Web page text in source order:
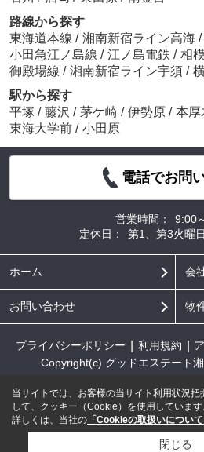
路線から探す
東海道本線 / 湘南新宿ライン高海 /
小田急江ノ島線 / 江ノ島電鉄 / 相
御殿場線 / 湘南新宿ライン宇須 /
駅から探す
平塚 / 藤沢 / 茅ケ崎 / 伊勢原 / 本厚
東海大学前 / 小田原
電話でお問
営業時間：
9:00
定休日：
第1、第3火曜
ホーム 会
お問い合わせ 物
プライバシーポリシー 利用規約
Copyright(c) グッドエステート
当サイトでは、お客様の当サイト利用状況把
して、クッキー（Cookie）を使用しています
詳しくは、当社の 「Cookieの取扱いについて
閉じる